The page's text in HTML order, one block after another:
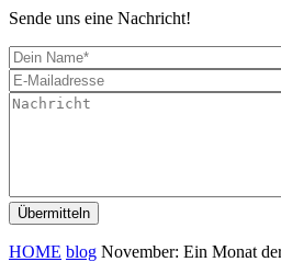
Sende uns eine Nachricht!
HOME blog November: Ein Monat